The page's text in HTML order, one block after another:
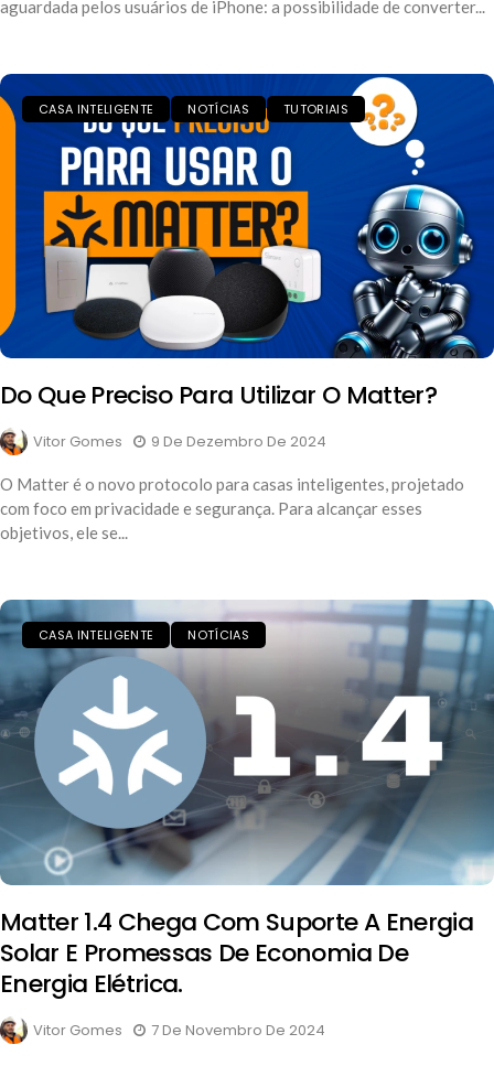
aguardada pelos usuários de iPhone: a possibilidade de converter...
CASA INTELIGENTE NOTÍCIAS TUTORIAIS
Do Que Preciso Para Utilizar O Matter?
Vitor Gomes 9 De Dezembro De 2024
O Matter é o novo protocolo para casas inteligentes, projetado
com foco em privacidade e segurança. Para alcançar esses
objetivos, ele se...
CASA INTELIGENTE NOTÍCIAS
Matter 1.4 Chega Com Suporte A Energia
Solar E Promessas De Economia De
Energia Elétrica.
Vitor Gomes 7 De Novembro De 2024